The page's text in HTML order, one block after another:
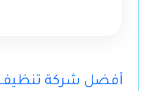
أفضل شركة تنظيف